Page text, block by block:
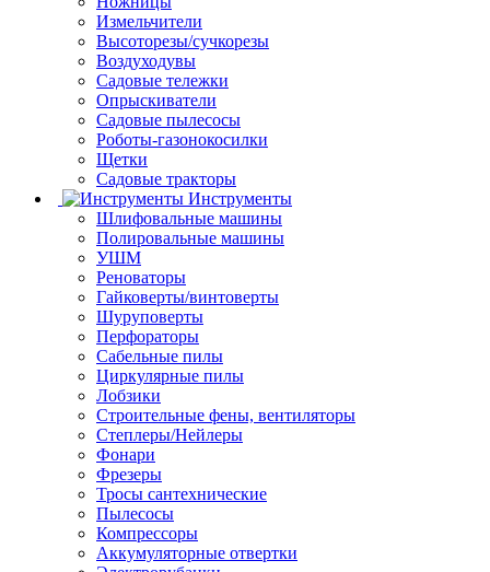
Измельчители
Высоторезы/сучкорезы
Воздуходувы
Садовые тележки
Опрыскиватели
Садовые пылесосы
Роботы-газонокосилки
Щетки
Садовые тракторы
Инструменты
Шлифовальные машины
Полировальные машины
УШМ
Реноваторы
Гайковерты/винтоверты
Шуруповерты
Перфораторы
Сабельные пилы
Циркулярные пилы
Лобзики
Строительные фены, вентиляторы
Степлеры/Нейлеры
Фонари
Фрезеры
Тросы сантехнические
Пылесосы
Компрессоры
Аккумуляторные отвертки